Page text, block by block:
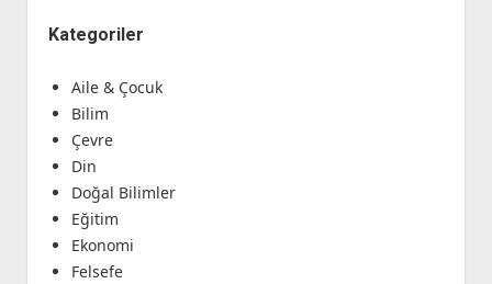
Kategoriler
Aile & Çocuk
Bilim
Çevre
Din
Doğal Bilimler
Eğitim
Ekonomi
Felsefe